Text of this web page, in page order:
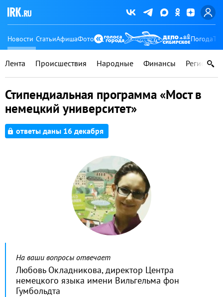
Новости СтатьиАфишаФото Погода
Лента Происшествия Народные Финансы Регионы
Стипендиальная программа «Мост в
немецкий университет»
ответы даны 16 декабря
На ваши вопросы отвечает
Любовь Окладникова, директор Центра
немецкого языка имени Вильгельма фон
Гумбольдта